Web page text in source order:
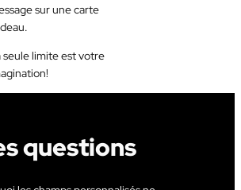
questions
sur une carte
seule limite est votre